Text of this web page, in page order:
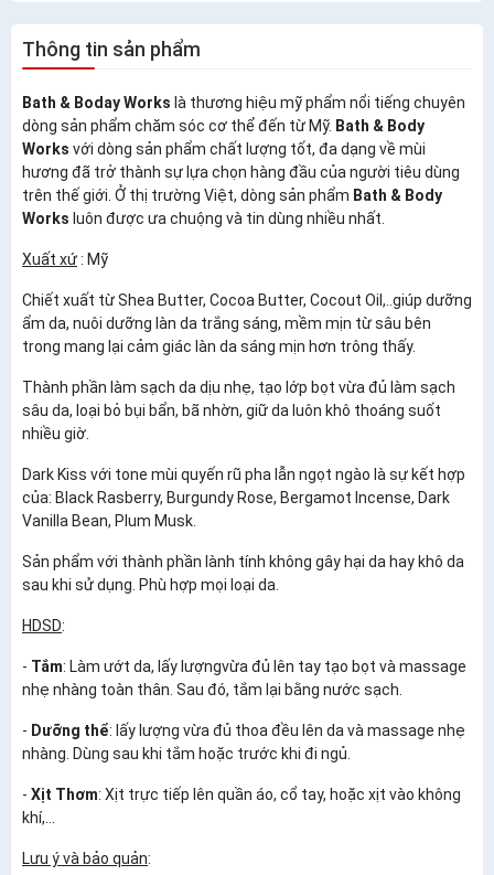
Thông tin sản phẩm
Bath & Boday Works là thương hiệu mỹ phẩm nổi tiếng chuyên
dòng sản phẩm chăm sóc cơ thể đến từ Mỹ. Bath & Body
Works với dòng sản phẩm chất lượng tốt, đa dạng về mùi
hương đã trở thành sự lựa chọn hàng đầu của người tiêu dùng
trên thế giới. Ở thị trường Việt, dòng sản phẩm Bath & Body
Works luôn được ưa chuộng và tin dùng nhiều nhất.
Xuất xứ: Mỹ
Chiết xuất từ Shea Butter, Cocoa Butter, Cocout Oil,..giúp dưỡng
ẩm da, nuôi dưỡng làn da trắng sáng, mềm mịn từ sâu bên
trong mang lại cảm giác làn da sáng mịn hơn trông thấy.
Thành phần làm sạch da dịu nhẹ, tạo lớp bọt vừa đủ làm sạch
sâu da, loại bỏ bụi bẩn, bã nhờn, giữ da luôn khô thoáng suốt
nhiều giờ.
Dark Kiss với tone mùi quyến rũ pha lẫn ngọt ngào là sự kết hợp
của: Black Rasberry, Burgundy Rose, Bergamot Incense, Dark
Vanilla Bean, Plum Musk.
Sản phẩm với thành phần lành tính không gây hại da hay khô da
sau khi sử dụng. Phù hợp mọi loại da.
HDSD:
- Tắm: Làm ướt da, lấy lượngvừa đủ lên tay tạo bọt và massage
nhẹ nhàng toàn thân. Sau đó, tắm lại bằng nước sạch.
- Dưỡng thể: lấy lượng vừa đủ thoa đều lên da và massage nhẹ
nhàng. Dùng sau khi tắm hoặc trước khi đi ngủ.
- Xịt Thơm: Xịt trực tiếp lên quần áo, cổ tay, hoặc xịt vào không
khí,...
Lưu ý và bảo quản: